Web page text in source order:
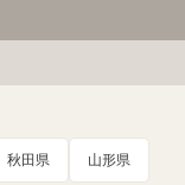
秋田県 山形県